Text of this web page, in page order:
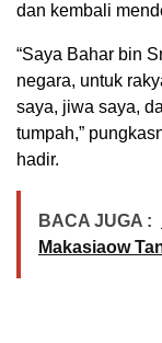
dan kembali
“Saya Bahar bin
negara, untuk
saya, jiwa saya,
tumpah,”
hadir.
BACA JUGA :
Makasiaow